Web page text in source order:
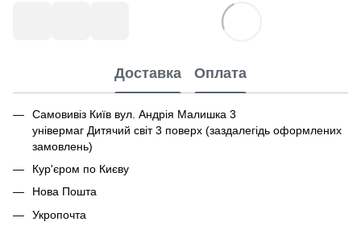
Доставка Оплата
Самовивіз Київ вул. Андрія Малишка 3
універмаг Дитячий світ 3 поверх (заздалегідь оформлених
замовлень)
Кур'єром по Києву
Нова Пошта
Укропочта